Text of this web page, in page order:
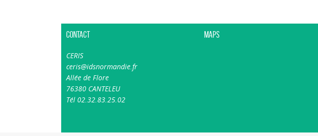
Contact
CERIS
ceris@idsnormandie.fr
Allée de Flore
76380 CANTELEU
Tél 02.32.83.25.02
Maps